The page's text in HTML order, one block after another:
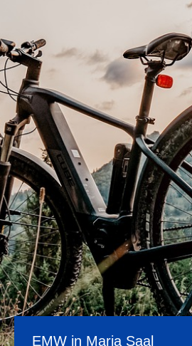
EMW in Maria Saal